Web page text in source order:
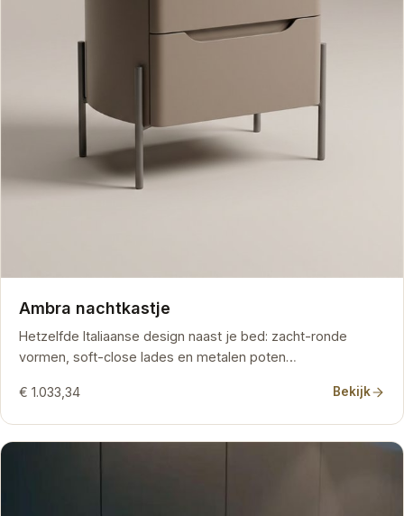
Ambra nachtkastje
Hetzelfde Italiaanse design naast je bed: zacht-ronde
vormen, soft-close lades en metalen poten…
€ 1.033,34 Bekijk